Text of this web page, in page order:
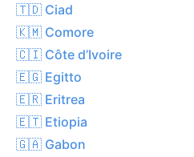
🇹🇩 Ciad
🇰🇲 Comore
🇨🇮 Côte d’Ivoire
🇪🇬 Egitto
🇪🇷 Eritrea
🇪🇹 Etiopia
🇬🇦 Gabon